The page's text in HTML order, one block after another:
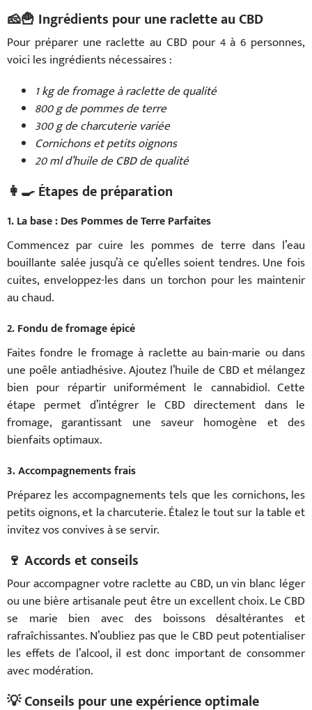
🧀🍟 Ingrédients pour une raclette au CBD
Pour préparer une raclette au CBD pour 4 à 6 personnes,
voici les ingrédients nécessaires :
1 kg de fromage à raclette de qualité
800 g de pommes de terre
300 g de charcuterie variée
Cornichons et petits oignons
20 ml d’huile de CBD de qualité
👩🍳 Étapes de préparation
1. La base : Des Pommes de Terre Parfaites
Commencez par cuire les pommes de terre dans l’eau
bouillante salée jusqu’à ce qu’elles soient tendres. Une fois
cuites, enveloppez-les dans un torchon pour les maintenir
au chaud.
2. Fondu de fromage épicé
Faites fondre le fromage à raclette au bain-marie ou dans
une poêle antiadhésive. Ajoutez l’huile de CBD et mélangez
bien pour répartir uniformément le cannabidiol. Cette
étape permet d’intégrer le CBD directement dans le
fromage, garantissant une saveur homogène et des
bienfaits optimaux.
3. Accompagnements frais
Préparez les accompagnements tels que les cornichons, les
petits oignons, et la charcuterie. Étalez le tout sur la table et
invitez vos convives à se servir.
🍷 Accords et conseils
Pour accompagner votre raclette au CBD, un vin blanc léger
ou une bière artisanale peut être un excellent choix. Le CBD
se marie bien avec des boissons désaltérantes et
rafraîchissantes. N’oubliez pas que le CBD peut potentialiser
les effets de l’alcool, il est donc important de consommer
avec modération.
💡 Conseils pour une expérience optimale